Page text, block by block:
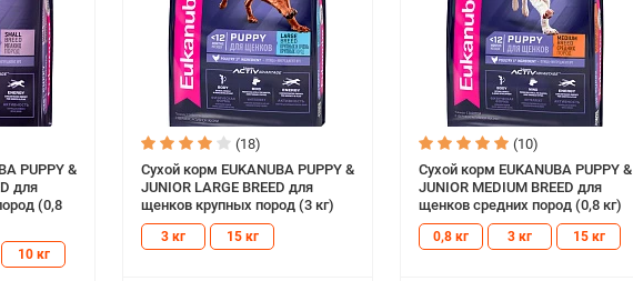
PUPPY &
для
(0,8
10 кг
(18)
Сухой корм EUKANUBA PUPPY &
JUNIOR LARGE BREED для
щенков крупных пород (3 кг)
3 кг 15 кг
(10)
Сухой корм EUKANUBA PUPPY &
JUNIOR MEDIUM BREED для
щенков средних пород (0,8 кг)
0,8 кг 3 кг 15 кг